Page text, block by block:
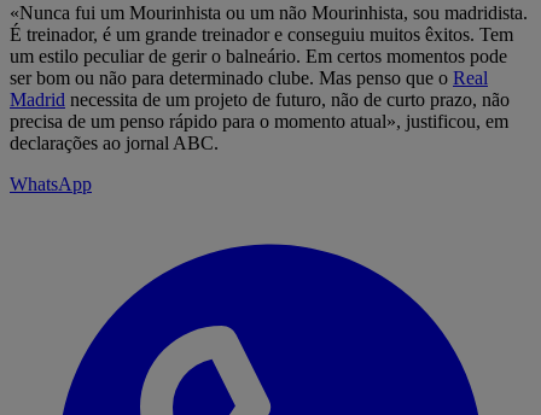
«Nunca fui um Mourinhista ou um não Mourinhista, sou madridista.
É treinador, é um grande treinador e conseguiu muitos êxitos. Tem
um estilo peculiar de gerir o balneário. Em certos momentos pode
ser bom ou não para determinado clube. Mas penso que o Real
Madrid necessita de um projeto de futuro, não de curto prazo, não
precisa de um penso rápido para o momento atual», justificou, em
declarações ao jornal ABC.
WhatsApp